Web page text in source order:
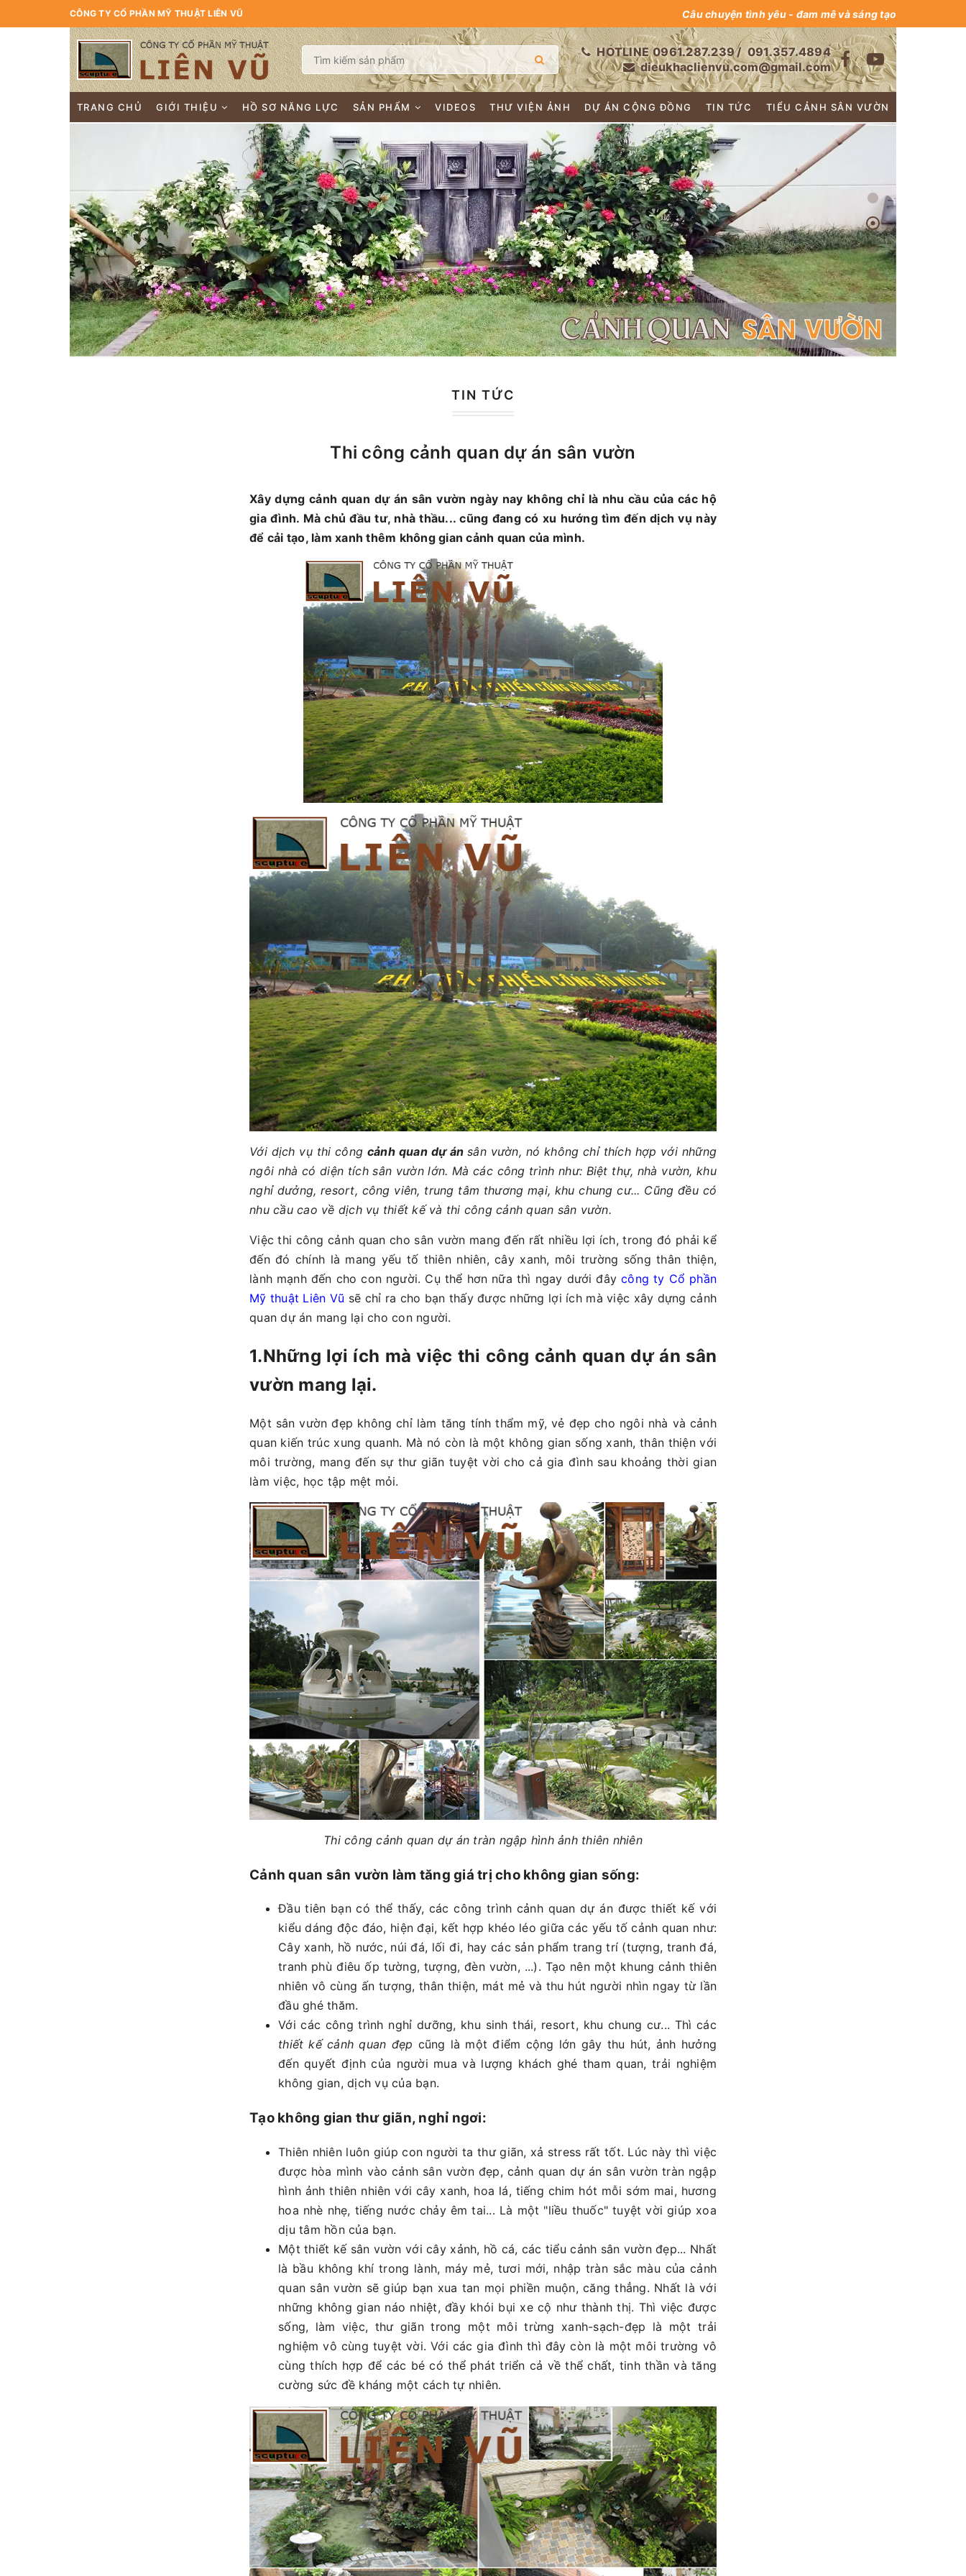
CÔNG TY CỔ PHẦN MỸ THUẬT LIÊN VŨ Câu chuyện tình yêu - đam mê và sáng tạo
HOTLINE 0961.287.239/ 091.357.4894
dieukhaclienvu.com@gmail.com
TRANG CHỦ GIỚI THIỆU HỒ SƠ NĂNG LỰC SẢN PHẨM VIDEOS THƯ VIỆN ẢNH DỰ ÁN CỘNG ĐỒNG TIN TỨC TIỂU CẢNH SÂN VƯỜN
TIN TỨC
Thi công cảnh quan dự án sân vườn
Xây dựng cảnh quan dự án sân vườn ngày nay không chỉ là nhu cầu của các hộ
gia đình. Mà chủ đầu tư, nhà thầu... cũng đang có xu hướng tìm đến dịch vụ này
để cải tạo, làm xanh thêm không gian cảnh quan của mình.
Với dịch vụ thi công cảnh quan dự ánsân vườn, nó không chỉ thích hợp với những
ngôi nhà có diện tích sân vườn lớn. Mà các công trình như: Biệt thự, nhà vườn, khu
nghỉ dưởng, resort, công viên, trung tâm thương mại, khu chung cư... Cũng đều có
nhu cầu cao về dịch vụ thiết kế và thi công cảnh quan sân vườn.
Việc thi công cảnh quan cho sân vườn mang đến rất nhiều lợi ích, trong đó phải kể
đến đó chính là mang yếu tố thiên nhiên, cây xanh, môi trường sống thân thiện,
lành mạnh đến cho con người. Cụ thể hơn nữa thì ngay dưới đâycông ty Cổ phần
Mỹ thuật Liên Vũ sẽ chỉ ra cho bạn thấy được những lợi ích mà việc xây dựng cảnh
quan dự án mang lại cho con người.
1.Những lợi ích mà việc thi công cảnh quan dự án sân
vườn mang lại.
Một sân vườn đẹp không chỉ làm tăng tính thẩm mỹ, vẻ đẹp cho ngôi nhà và cảnh
quan kiến trúc xung quanh. Mà nó còn là một không gian sống xanh, thân thiện với
môi trường, mang đến sự thư giãn tuyệt vời cho cả gia đình sau khoảng thời gian
làm việc, học tập mệt mỏi.
Thi công cảnh quan dự án tràn ngập hình ảnh thiên nhiên
Cảnh quan sân vườn làm tăng giá trị cho không gian sống:
Đầu tiên bạn có thể thấy, các công trình cảnh quan dự án được thiết kế với
kiểu dáng độc đáo, hiện đại, kết hợp khéo léo giữa các yếu tố cảnh quan như:
Cây xanh, hồ nước, núi đá, lối đi, hay các sản phẩm trang trí (tượng, tranh đá,
tranh phù điêu ốp tường, tượng, đèn vườn, ...). Tạo nên một khung cảnh thiên
nhiên vô cùng ấn tượng, thân thiện, mát mẻ và thu hút người nhìn ngay từ lần
đầu ghé thăm.
Với các công trình nghỉ dưỡng, khu sinh thái, resort, khu chung cư... Thì các
thiết kế cảnh quan đẹp cũng là một điểm cộng lớn gây thu hút, ảnh hưởng
đến quyết định của người mua và lượng khách ghé tham quan, trải nghiệm
không gian, dịch vụ của bạn.
Tạo không gian thư giãn, nghỉ ngơi:
Thiên nhiên luôn giúp con người ta thư giãn, xả stress rất tốt. Lúc này thì việc
được hòa mình vào cảnh sân vườn đẹp, cảnh quan dự án sân vườn tràn ngập
hình ảnh thiên nhiên với cây xanh, hoa lá, tiếng chim hót mỗi sớm mai, hương
hoa nhè nhẹ, tiếng nước chảy êm tai... Là một "liều thuốc" tuyệt vời giúp xoa
dịu tâm hồn của bạn.
Một thiết kế sân vườn với cây xảnh, hồ cá, các tiểu cảnh sân vườn đẹp... Nhất
là bầu không khí trong lành, máy mẻ, tươi mới, nhập tràn sắc màu của cảnh
quan sân vườn sẽ giúp bạn xua tan mọi phiền muộn, căng thẳng. Nhất là với
những không gian náo nhiệt, đầy khói bụi xe cộ như thành thị. Thì việc được
sống, làm việc, thư giãn trong một môi trừng xanh-sạch-đẹp là một trải
nghiệm vô cùng tuyệt vời. Với các gia đình thì đây còn là một môi trường vô
cùng thích hợp để các bé có thể phát triển cả về thể chất, tinh thần và tăng
cường sức đề kháng một cách tự nhiên.